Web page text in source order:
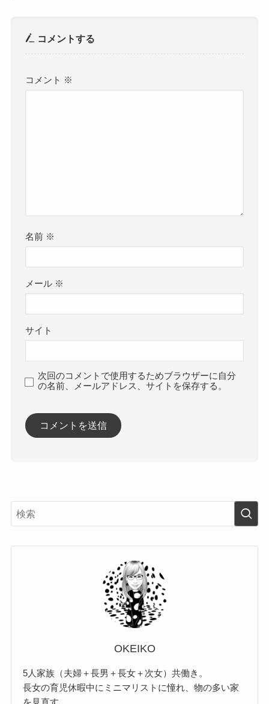
コメントする
コメント ※
名前 ※
メール ※
サイト
次回のコメントで使用するためブラウザーに自分
の名前、メールアドレス、サイトを保存する。
OKEIKO
5人家族（夫婦＋長男＋長女＋次女）共働き。
長女の育児休暇中にミニマリストに憧れ、物の多い家
を見直す。